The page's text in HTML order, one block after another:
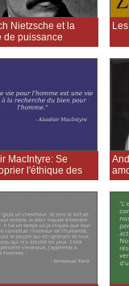
Nietzsche et la
de puissance
MacIntyre: Se
l'éthique des